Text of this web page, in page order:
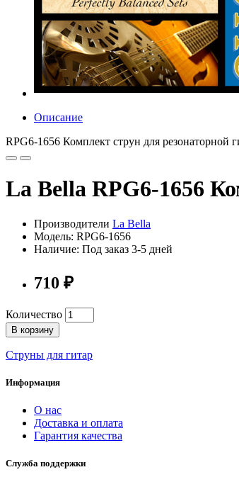
Описание
RPG6-1656 Комплект струн для резонаторной
La Bella RPG6-1656
Производители La Bella
Модель: RPG6-1656
Наличие: Под заказ 3-5 дней
710 ₽
Количество
В корзину
Струны для гитар
Информация
О нас
Доставка и оплата
Гарантия качества
Служба поддержки